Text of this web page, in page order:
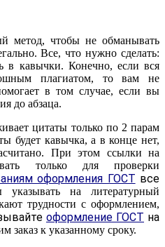
метод, чтобы не обманывать
Все, что нужно сделать:
в кавычки. Конечно, если вся
плагиатом, то вам не
в том случае, если вы
до абзаца.
цитаты только по 2 парам
будет кавычка, а в конце нет,
При этом ссылки на
только для проверки
оформления ГОСТ все
на литературный
трудности с оформлением,
оформление ГОСТ на
заказ к указанному сроку.